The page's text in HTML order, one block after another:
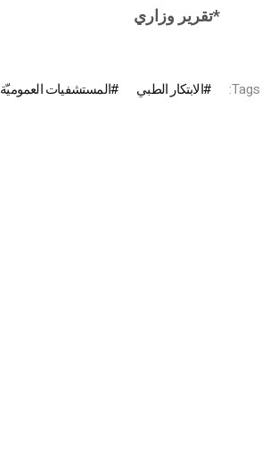
*تقرير وزاري
Tags: الابتكار الطبي المستشفيات العموميّة